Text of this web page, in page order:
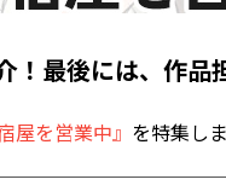
！最後には、作
屋を営業中』 を特集し